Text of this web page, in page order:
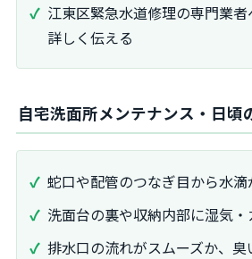
江東区緊急水道修理の専門業
詳しく伝える
自宅洗面所メンテナンス・日頃
蛇口や配管のつなぎ目から水
洗面台の裏や収納内部に湿気
排水口の流れがスムーズか、